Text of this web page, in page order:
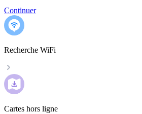
Continuer
Recherche WiFi
Cartes hors ligne